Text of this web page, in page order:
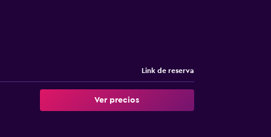
Link de reserva
Ver precios